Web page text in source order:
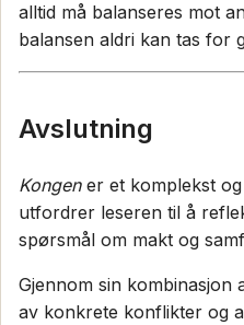
alltid må balanseres mot
balansen aldri kan tas for
Avslutning
Kongener et komplekst
utfordrer leseren til å
spørsmål om makt og
Gjennom sin kombinasjon
av konkrete konflikter og